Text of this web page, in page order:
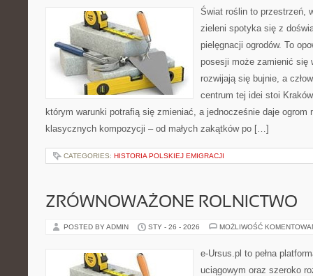
Świat roślin to przestrzeń,
zieleni spotyka się z
pielęgnacji ogrodów. To
posesji może zamienić się
rozwijają się bujnie, a
centrum tej idei stoi
którym warunki potrafią się zmieniać, a jednocześnie daje ogrom
klasycznych kompozycji – od małych zakątków po […]
CATEGORIES: HISTORIA POLSKIEJ EMIGRACJI
ZRÓWNOWAŻONE ROLNICTWO
POSTED BY ADMIN STY - 26 - 2026 MOŻLIWOŚĆ
e-Ursus.pl to pełna
uciągowym oraz szeroko